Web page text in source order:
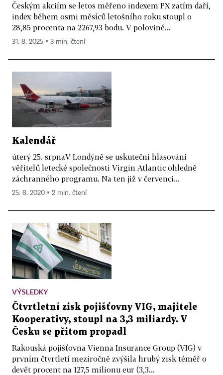
Českým akciím se letos měřeno indexem PX zatím daří,
index během osmi měsíců letošního roku stoupl o
28,85 procenta na 2267,93 bodu. V polovině...
31. 8. 2025 ▪ 3 min. čtení
Kalendář
úterý 25. srpnaV Londýně se uskuteční hlasování
věřitelů letecké společnosti Virgin Atlantic ohledně
záchranného programu. Na ten již v červenci...
25. 8. 2020 ▪ 2 min. čtení
VÝSLEDKY
Čtvrtletní zisk pojišťovny VIG, majitele
Kooperativy, stoupl na 3,3 miliardy. V
Česku se přitom propadl
Rakouská pojišťovna Vienna Insurance Group (VIG) v
prvním čtvrtletí meziročně zvýšila hrubý zisk téměř o
devět procent na 127,5 milionu eur (3,3...